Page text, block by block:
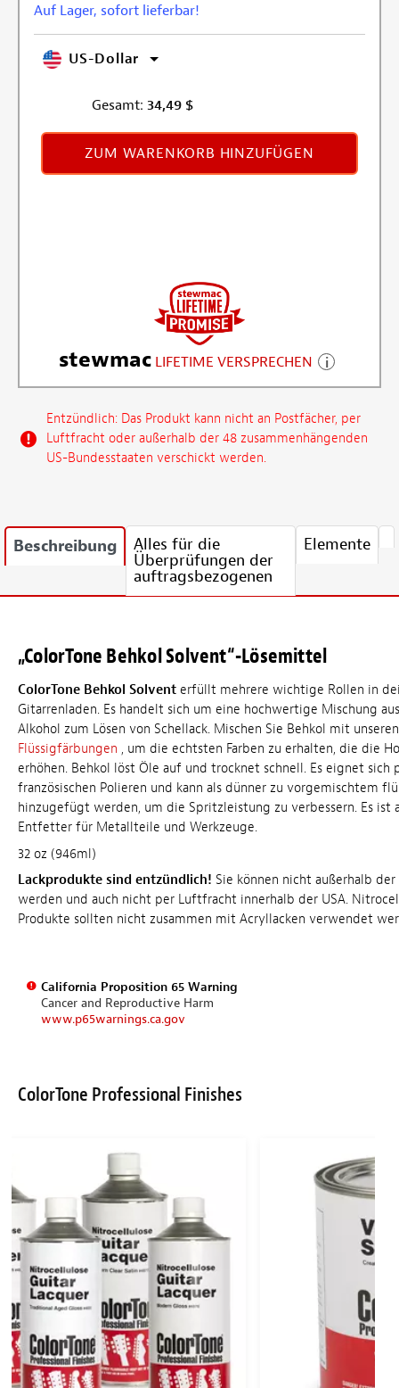
Auf Lager, sofort lieferbar!
US-Dollar
Gesamt: 34,49 $
ZUM WARENKORB HINZUFÜGEN
stewmac LIFETIME VERSPRECHEN
Entzündlich: Das Produkt kann nicht an Postfächer, per
Luftfracht oder außerhalb der 48 zusammenhängenden
US-Bundesstaaten verschickt werden.
Beschreibung Alles für die
Überprüfungen der
auftragsbezogenen
Elemente
„ColorTone Behkol Solvent“-Lösemittel
ColorTone Behkol Solvent erfüllt mehrere wichtige Rollen in
Gitarrenladen. Es handelt sich um eine hochwertige Mischung
Alkohol zum Lösen von Schellack. Mischen Sie Behkol mit
Flüssigfärbungen , um die echtsten Farben zu erhalten, die die
erhöhen. Behkol löst Öle auf und trocknet schnell. Es eignet sich
französischen Polieren und kann als dünner zu vorgemischtem
hinzugefügt werden, um die Spritzleistung zu verbessern. Es ist
Entfetter für Metallteile und Werkzeuge.
32 oz (946ml)
Lackprodukte sind entzündlich! Sie können nicht außerhalb
werden und auch nicht per Luftfracht innerhalb der USA.
Produkte sollten nicht zusammen mit Acryllacken verwendet
California Proposition 65 Warning
Cancer and Reproductive Harm
www.p65warnings.ca.gov
ColorTone Professional Finishes